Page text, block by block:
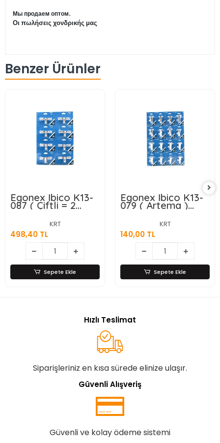
Мы продаем оптом.
Οι πωλήσεις χονδρικής μας
Benzer Ürünler
Egonex İbico K13-
087 ( Çiftli = 2
Başlı ) Taharat
Musluk ( Aç-kapa )
( Vakumlu Ambalaj
)*8x15
KRT
498,40 TL
Sepete Ekle
Egonex İbico K13-
079 ( Artema )
Taharat Musluk (
Vakumlu Ambalaj
)*16x15 KRT
140,00 TL
Sepete Ekle
Hızlı Teslimat
Siparişleriniz en kısa sürede elinize ulaşır.
Güvenli Alışveriş
Güvenli ve kolay ödeme sistemi